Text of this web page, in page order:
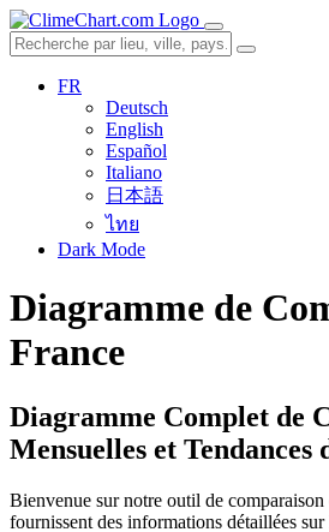
FR
Deutsch
English
Español
Italiano
日本語
ไทย
Dark Mode
Diagramme de
France
Diagramme Complet de
Mensuelles et Tendances
Bienvenue sur notre outil de
fournissent des informations détaillées